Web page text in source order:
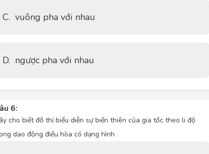
C. vuông pha với nhau
D. ngược pha với nhau
6:
cho biết đồ thị biểu diễn sự biến thiên của gia tốc theo li độ
dao động điều hòa có dạng hình